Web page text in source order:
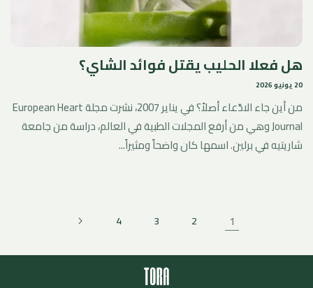
هل فعلا الحليب يقتل فوائد الشاي؟
20 يونيو 2026
من أين جاء الادّعاء أصلاً؟ في يناير 2007، نشرت مجلة European Heart
Journal وهي من أرفع المجلات الطبية في العالم، دراسة من جامعة
شاريتيه في برلين. اسمها كان واضحاً ومثيراً...
1
2
3
4